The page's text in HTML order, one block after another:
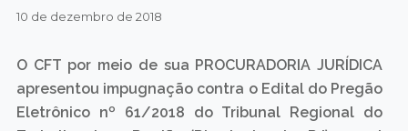
10 de dezembro de 2018
O CFT por meio de sua PROCURADORIA JURÍDICA
apresentou impugnação contra o Edital do Pregão
Eletrônico nº 61/2018 do Tribunal Regional do